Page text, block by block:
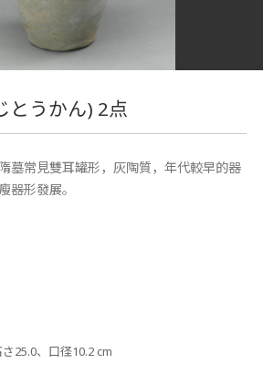
とうかん) 2点
墓常見雙耳罐形，灰陶質，年代較早的器
器形發展。
25.0、口径10.2 cm